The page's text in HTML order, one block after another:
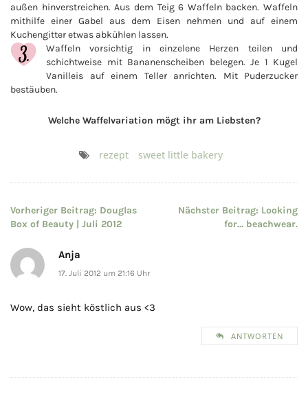
außen hinverstreichen. Aus dem Teig 6 Waffeln backen. Waffeln
mithilfe einer Gabel aus dem Eisen nehmen und auf einem
Kuchengitter etwas abkühlen lassen.
Waffeln vorsichtig in einzelene Herzen teilen und
schichtweise mit Bananenscheiben belegen. Je 1 Kugel
Vanilleis auf einem Teller anrichten. Mit Puderzucker
bestäuben.
Welche Waffelvariation mögt ihr am Liebsten?
rezept sweet little bakery
Beitragsnavigation
Vorheriger Beitrag: Douglas
Box of Beauty | Juli 2012
Nächster Beitrag: Looking
for… beachwear.
Anja
17. Juli 2012 um 21:16 Uhr
Wow, das sieht köstlich aus <3
ANTWORTEN